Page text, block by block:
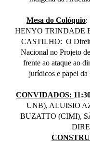
Mesa do Colóquio:
HENYO TRINDADE
CASTILHO: O
Nacional no Projeto
frente ao ataque ao
jurídicos e papel
CONVIDADOS:
UNB), ALUISIO
BUZATTO (CIMI),